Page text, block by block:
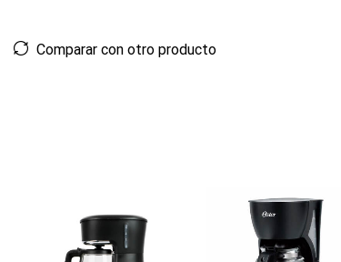
Comparar con otro producto